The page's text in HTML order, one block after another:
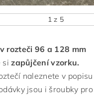
1 z 5
rozteči 96 a 128 mm
si zapůjčení vzorku.
naleznete v popisu
jsou i šroubky